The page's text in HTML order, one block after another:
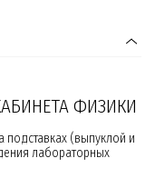
ФИЗИКИ
(выпуклой и
лабораторных